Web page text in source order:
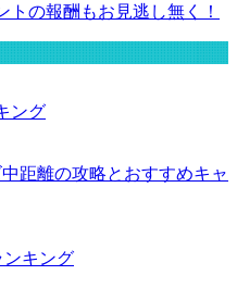
の報酬もお見逃し無く！
ング
距離の攻略とおすすめキャ
ンキング